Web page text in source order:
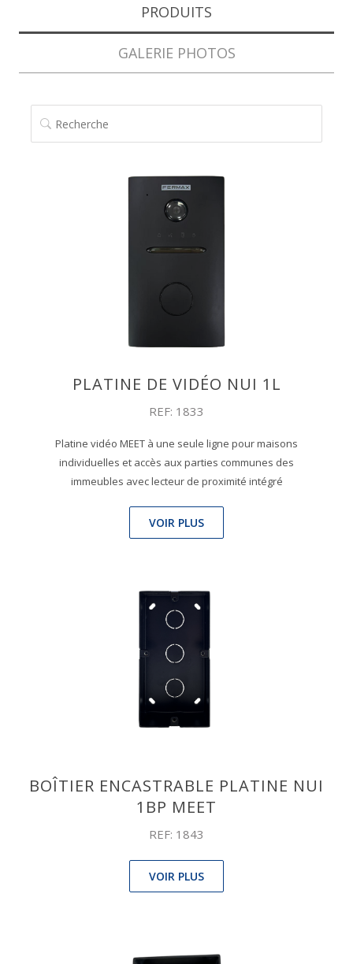
PRODUITS
GALERIE PHOTOS
RECHERCHE
PLATINE DE VIDÉO NUI 1L
REF: 1833
Platine vidéo MEET à une seule ligne pour maisons
individuelles et accès aux parties communes des
immeubles avec lecteur de proximité intégré
VOIR PLUS
BOÎTIER ENCASTRABLE PLATINE NUI
1BP MEET
REF: 1843
VOIR PLUS